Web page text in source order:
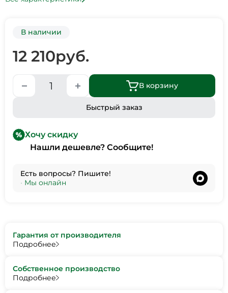
В наличии
12 210руб.
В корзину
Быстрый заказ
Хочу скидку
Нашли дешевле? Сообщите!
Есть вопросы? Пишите!
• Мы онлайн
Гарантия от производителя
Подробнее
Собственное производство
Подробнее